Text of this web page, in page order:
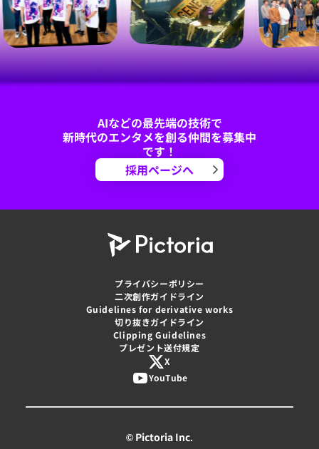
AIなどの最先端の技術で
新時代のエンタメを創る仲間を募集中
です！
採用ページへ
プライバシーポリシー
二次創作ガイドライン
Guidelines for derivative works
切り抜きガイドライン
Clipping Guidelines
プレゼント送付規定
X
YouTube
© Pictoria Inc.